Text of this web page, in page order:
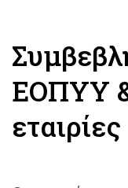
ΕΟΠΥΥ
εταιρίες